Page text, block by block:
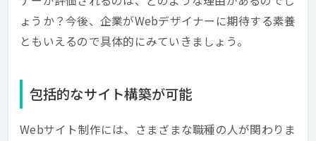
ょうか？今後、企業がWebデザイナーに期待する素養
ともいえるので具体的にみていきましょう。
包括的なサイト構築が可能
Webサイト制作には、さまざまな職種の人が関わりま